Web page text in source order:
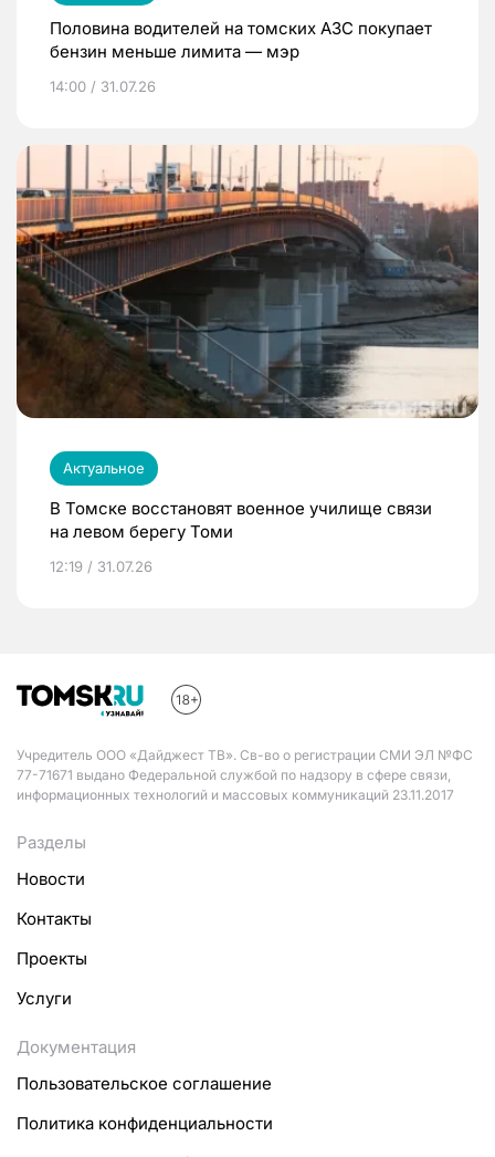
Половина водителей на томских АЗС покупает
бензин меньше лимита — мэр
14:00 / 31.07.26
Актуальное
В Томске восстановят военное училище связи
на левом берегу Томи
12:19 / 31.07.26
Учредитель ООО «Дайджест ТВ». Св-во о регистрации СМИ ЭЛ №ФС
77-71671 выдано Федеральной службой по надзору в сфере связи,
информационных технологий и массовых коммуникаций 23.11.2017
Разделы
Новости
Контакты
Проекты
Услуги
Документация
Пользовательское соглашение
Политика конфиденциальности